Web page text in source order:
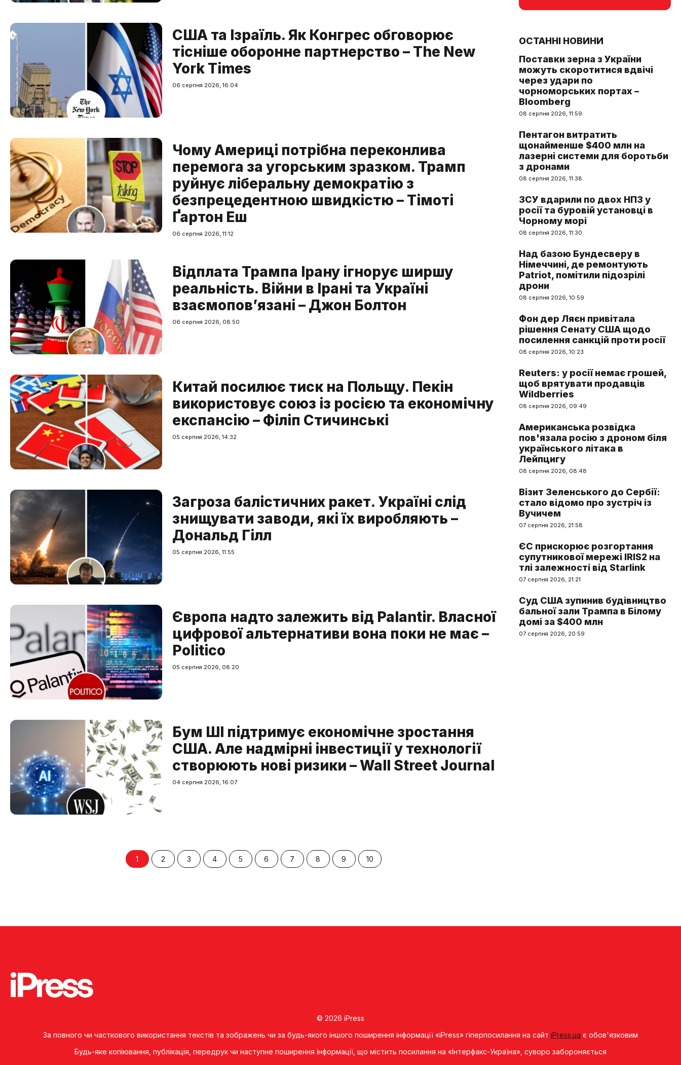
США та Ізраїль. Як Конгрес обговорює
тісніше оборонне партнерство – The New
York Times
06 серпня 2026, 16:04
Чому Америці потрібна переконлива
перемога за угорським зразком. Трамп
руйнує ліберальну демократію з
безпрецедентною швидкістю – Тімоті
Ґартон Еш
06 серпня 2026, 11:12
Відплата Трампа Ірану ігнорує ширшу
реальність. Війни в Ірані та Україні
взаємопов’язані – Джон Болтон
06 серпня 2026, 08:50
Китай посилює тиск на Польщу. Пекін
використовує союз із росією та економічну
експансію – Філіп Стичинські
05 серпня 2026, 14:32
Загроза балістичних ракет. Україні слід
знищувати заводи, які їх виробляють –
Дональд Гілл
05 серпня 2026, 11:55
Європа надто залежить від Palantir. Власної
цифрової альтернативи вона поки не має –
Politico
05 серпня 2026, 08:20
Бум ШІ підтримує економічне зростання
США. Але надмірні інвестиції у технології
створюють нові ризики – Wall Street Journal
04 серпня 2026, 16:07
1 2 3 4 5 6 7 8 9 10
ОСТАННІ НОВИНИ
Поставки зерна з України
можуть скоротитися вдвічі
через удари по
чорноморських портах –
Bloomberg
08 серпня 2026, 11:59
Пентагон витратить
щонайменше $400 млн на
лазерні системи для боротьби
з дронами
08 серпня 2026, 11:38
ЗСУ вдарили по двох НПЗ у
росії та буровій установці в
Чорному морі
08 серпня 2026, 11:30
Над базою Бундесверу в
Німеччині, де ремонтують
Patriot, помітили підозрілі
дрони
08 серпня 2026, 10:59
Фон дер Ляєн привітала
рішення Сенату США щодо
посилення санкцій проти росії
08 серпня 2026, 10:23
Reuters: у росії немає грошей,
щоб врятувати продавців
Wildberries
08 серпня 2026, 09:49
Американська розвідка
пов'язала росію з дроном біля
українського літака в
Лейпцигу
08 серпня 2026, 08:48
Візит Зеленського до Сербії:
стало відомо про зустріч із
Вучичем
07 серпня 2026, 21:58
ЄС прискорює розгортання
супутникової мережі IRIS2 на
тлі залежності від Starlink
07 серпня 2026, 21:21
Суд США зупинив будівництво
бальної зали Трампа в Білому
домі за $400 млн
07 серпня 2026, 20:59
© 2026 iPress
За повного чи часткового використання текстів та зображень чи за будь-якого іншого поширення інформації «iPress» гіперпосилання на сайт iPress.ua є обов'язковим
Будь-яке копiювання, публiкацiя, передрук чи наступне поширення iнформацiї, що мiстить посилання на «Iнтерфакс-Україна», суворо забороняється